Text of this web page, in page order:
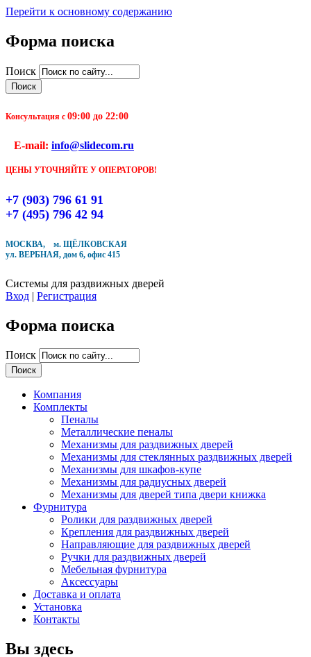
Перейти к основному содержанию
Форма поиска
Поиск
Консультация с 09:00 до 22:00
E-mail: info@slidecom.ru
ЦЕНЫ УТОЧНЯЙТЕ У ОПЕРАТОРОВ!
+7 (903) 796 61 91
+7 (495) 796 42 94
МОСКВА, м. ЩЁЛКОВСКАЯ
ул. ВЕРБНАЯ, дом 6, офис 415
Системы для раздвижных дверей
Вход | Регистрация
Форма поиска
Поиск
Компания
Комплекты
Пеналы
Металлические пеналы
Механизмы для раздвижных дверей
Механизмы для стеклянных раздвижных дверей
Механизмы для шкафов-купе
Механизмы для радиусных дверей
Механизмы для дверей типа двери книжка
Фурнитура
Ролики для раздвижных дверей
Крепления для раздвижных дверей
Направляющие для раздвижных дверей
Ручки для раздвижных дверей
Мебельная фурнитура
Аксессуары
Доставка и оплата
Установка
Контакты
Вы здесь
Чтобы оформить заказ, заполните форму. В течение
ближайшего времени с Вами свяжется Наш менеджер
и уточнит детали заказа а также время доставки
Заполните форму
Кол-во товара